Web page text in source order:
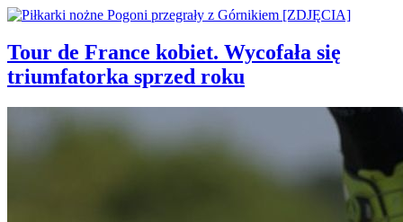
Tour de France kobiet. Wycofała się
triumfatorka sprzed roku